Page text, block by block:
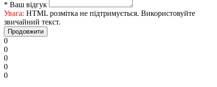
* Ваш відгук
Увага: HTML розмітка не підтримується. Використовуйте
звичайний текст.
Продовжити
0
0
0
0
0